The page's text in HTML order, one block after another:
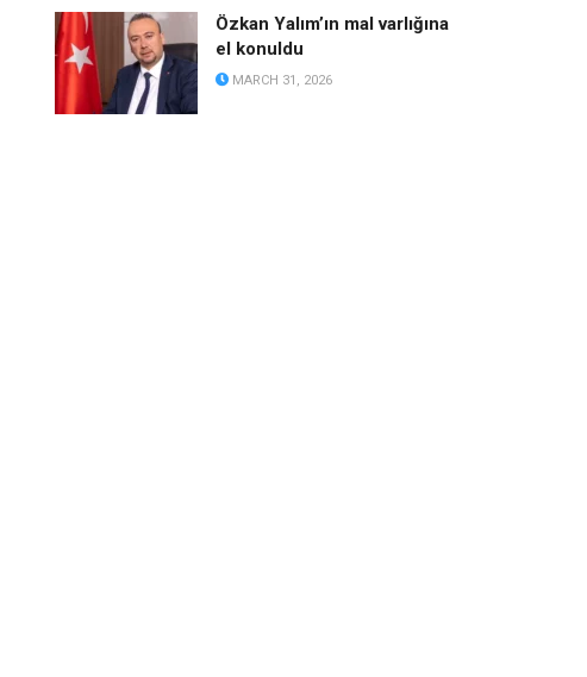
Özkan Yalım’ın mal varlığına
el konuldu
MARCH 31, 2026